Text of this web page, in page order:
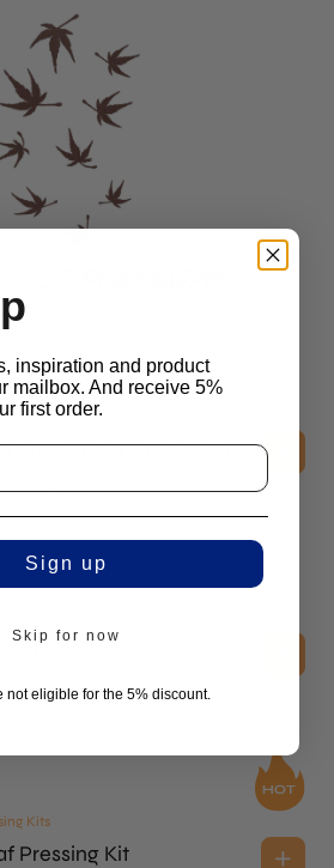
、この料理と組み合わせ
Maple Leaf Tuille Mold
Disc Mold
Kits
Pressing Kit
inspiration and product
mailbox. And receive 5%
first order.
Sign up
Skip for now
not eligible for the 5% discount.